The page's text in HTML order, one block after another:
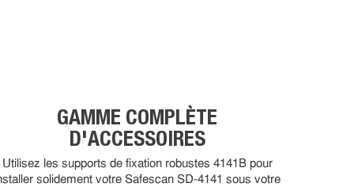
GAMME COMPLÈTE
D'ACCESSOIRES
Utilisez les supports de fixation robustes 4141B pour
solidement votre Safescan SD-4141 sous votre